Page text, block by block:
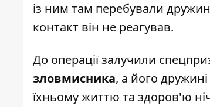
із ним там перебували
контакт він не реагував.
До операції залучили
зловмисника, а його
їхньому життю та здоров'ю